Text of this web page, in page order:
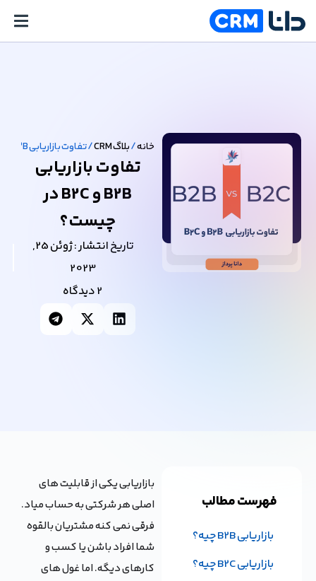
خانه/بلاگ CRM /تفاوت بازاریابی B2B و B2C در چیست؟
تفاوت بازاریابی
B2B و B2C در
چیست؟
تاریخ انتشار :
ژوئن 25,
2023
2 دیدگاه
بازاریابی یکی از قابلیت های
اصلی هر شرکتی به حساب میاد.
فرقی نمی کنه مشتریان بالقوه
شما افراد باشن یا کسب و
کارهای دیگه. اما غول های
فهرست مطالب
بازاریابی B2B چیه؟
بازاریابی B2C چیه؟